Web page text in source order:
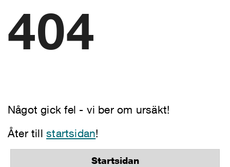
404
Något gick fel - vi ber om ursäkt!
Åter tillstartsidan!
Startsidan